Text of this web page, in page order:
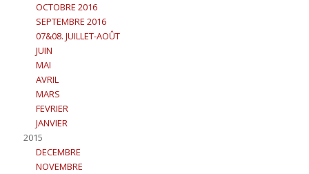
OCTOBRE 2016
SEPTEMBRE 2016
07&08. JUILLET-AOÛT
JUIN
MAI
AVRIL
MARS
FEVRIER
JANVIER
2015
DECEMBRE
NOVEMBRE